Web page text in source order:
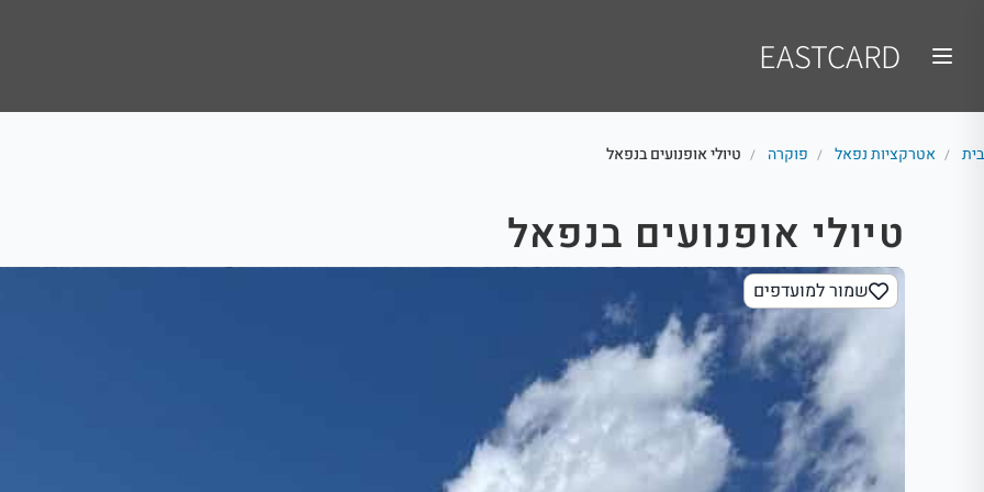
EASTCARD
בית / אטרקציות נפאל / פוקרה / טיולי אופנועים בנפאל
טיולי אופנועים בנפאל
שמור למועדפים